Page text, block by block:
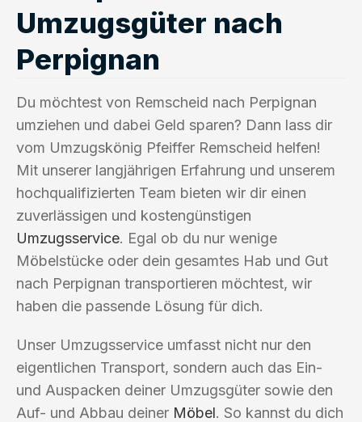
Umzugsgüter nach
Perpignan
Du möchtest von Remscheid nach Perpignan
umziehen und dabei Geld sparen? Dann lass dir
vom Umzugskönig Pfeiffer Remscheid helfen!
Mit unserer langjährigen Erfahrung und unserem
hochqualifizierten Team bieten wir dir einen
zuverlässigen und kostengünstigen
Umzugsservice. Egal ob du nur wenige
Möbelstücke oder dein gesamtes Hab und Gut
nach Perpignan transportieren möchtest, wir
haben die passende Lösung für dich.
Unser Umzugsservice umfasst nicht nur den
eigentlichen Transport, sondern auch das Ein-
und Auspacken deiner Umzugsgüter sowie den
Auf- und Abbau deiner Möbel. So kannst du dich